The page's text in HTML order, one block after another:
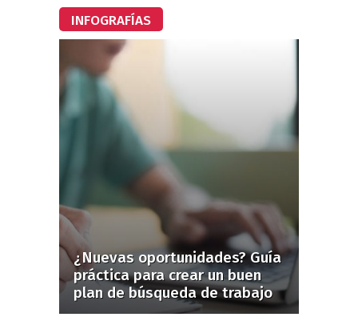
INFOGRAFÍAS
¿Nuevas oportunidades? Guía
práctica para crear un buen
plan de búsqueda de trabajo